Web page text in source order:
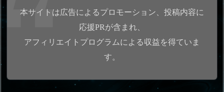
本サイトは広告によるプロモーション、投稿内容に
応援PRが含まれ、
アフィリエイトプログラムによる収益を得ていま
す。